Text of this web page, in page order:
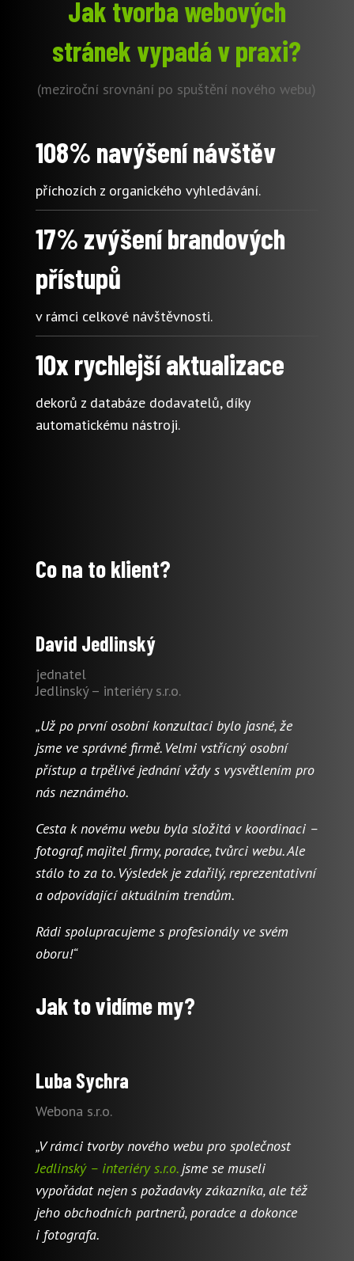
Jak tvorba webových
stránek vypadá v praxi?
(meziroční srovnání po spuštění nového webu)
108% navýšení návštěv
příchozích z organického vyhledávání.
17% zvýšení brandových
přístupů
v rámci celkové návštěvnosti.
10x rychlejší aktualizace
dekorů z databáze dodavatelů, díky
automatickému nástroji.
Co na to klient?
David Jedlinský
jednatel
Jedlinský – interiéry s.r.o.
„Už po první osobní konzultaci bylo jasné, že
jsme ve správné firmě. Velmi vstřícný osobní
přístup a trpělivé jednání vždy s vysvětlením pro
nás neznámého.
Cesta k novému webu byla složitá v koordinaci –
fotograf, majitel firmy, poradce, tvůrci webu. Ale
stálo to za to. Výsledek je zdařilý, reprezentativní
a odpovídající aktuálním trendům.
Rádi spolupracujeme s profesionály ve svém
oboru!“
Jak to vidíme my?
Luba Sychra
Webona s.r.o.
„V rámci tvorby nového webu pro společnost
Jedlinský – interiéry s.r.o.jsme se museli
vypořádat nejen s požadavky zákazníka, ale též
jeho obchodních partnerů, poradce a dokonce
i fotografa.